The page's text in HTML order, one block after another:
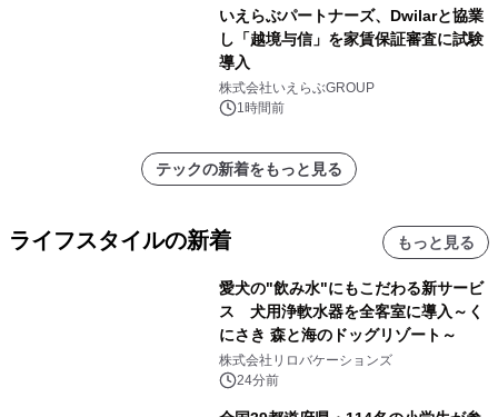
いえらぶパートナーズ、Dwilarと協業
し「越境与信」を家賃保証審査に試験
導入
株式会社いえらぶGROUP
1時間前
テックの新着をもっと見る
ライフスタイルの新着 もっと見る
愛犬の"飲み水"にもこだわる新サービ
ス 犬用浄軟水器を全客室に導入～く
にさき 森と海のドッグリゾート～
株式会社リロバケーションズ
24分前